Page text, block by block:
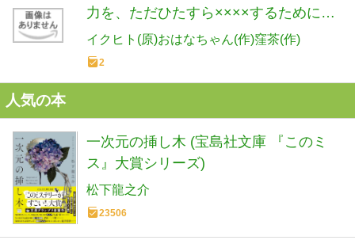
力を、ただひたすら××××するために使
う~(7): ヤンマガKCスペシャル
イクヒト(原)おはなちゃん(作)窪茶(作)
2
人気の本
一次元の挿し木 (宝島社文庫 『このミ
ス』大賞シリーズ)
松下龍之介
23506